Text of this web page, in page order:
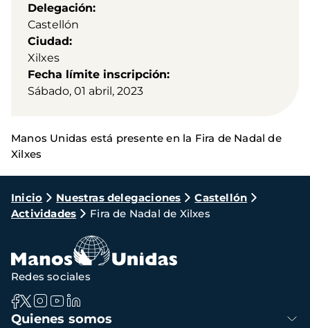
Delegación
Castellón
Ciudad
Xilxes
Fecha límite inscripción
Sábado, 01 abril, 2023
Manos Unidas está presente en la Fira de Nadal de
Xilxes
Ruta
de
navegación
Inicio Nuestras delegaciones
Castellón
Actividades
Fira de Nadal de Xilxes
Navegación
Quienes somos
Redes sociales